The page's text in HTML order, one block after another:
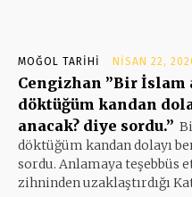
MOĞOL TARIHI NISAN 22,
Cengizhan ”Bir
döktüğüm kandan
anacak? diye sordu.”
döktüğüm kandan dolayı
sordu. Anlamaya teşebbüs
zihninden uzaklaştırdığı